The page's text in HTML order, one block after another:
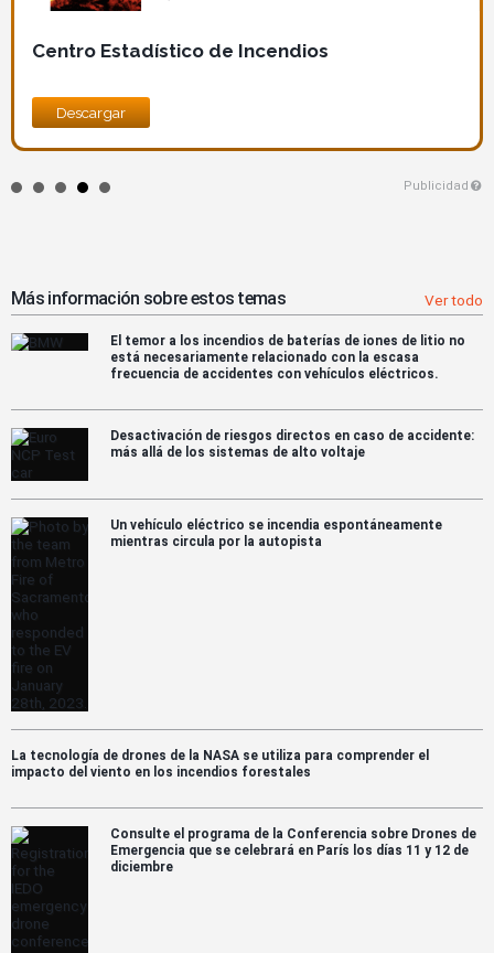
Centro Estadístico de Incendios
Descargar
Publicidad
Más información sobre estos temas Ver todo
El temor a los incendios de baterías de iones de litio no
está necesariamente relacionado con la escasa
frecuencia de accidentes con vehículos eléctricos.
Desactivación de riesgos directos en caso de accidente:
más allá de los sistemas de alto voltaje
Un vehículo eléctrico se incendia espontáneamente
mientras circula por la autopista
La tecnología de drones de la NASA se utiliza para comprender el
impacto del viento en los incendios forestales
Consulte el programa de la Conferencia sobre Drones de
Emergencia que se celebrará en París los días 11 y 12 de
diciembre